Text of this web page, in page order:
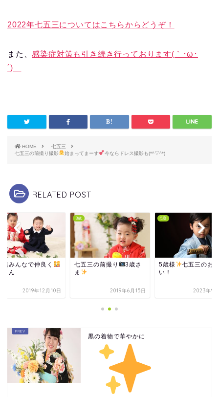
2022年七五三についてはこちらからどうぞ！
また、感染症対策も引き続き行っております(｀･ω･
´)ゞ
HOME
七五三
七五三の前撮り撮影
始まってまーす 今ならドレス撮影も(*^▽^*)
RELATED POST
族みんなで仲良く
さん
2019年12月10日
3歳
七五三の前撮り
3歳さ
ま
2019年6月15日
5歳
5歳様
七五三のお
い！
2023年9
黒の着物で華やかに